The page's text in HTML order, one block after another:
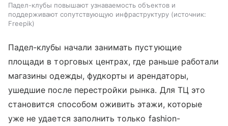
Падел-клубы повышают узнаваемость объектов и
поддерживают сопутствующую инфраструктуру
источник:
Freepik
Падел-клубы начали занимать пустующие
площади в торговых центрах, где раньше работали
магазины одежды, фудкорты и арендаторы,
ушедшие после перестройки рынка. Для ТЦ это
становится способом оживить этажи, которые
уже не удается заполнить только fashion-